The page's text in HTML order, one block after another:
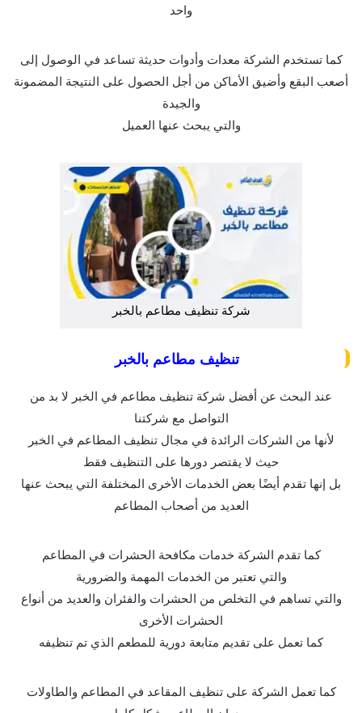
واحد
كما تستخدم الشركة معدات وأدوات حديثة تساعد في الوصول إلى
أصعب البقع وأضيق الأماكن من أجل الحصول على النتيجة المضمونة
والجيدة
والتي يبحث عنها العميل
شركة تنظيف مطاعم بالخبر
تنظيف مطاعم بالخبر
عند البحث عن أفضل شركة تنظيف مطاعم في الخبر لا بد من
التواصل مع شركتنا
لأنها من الشركات الرائدة في مجال تنظيف المطاعم في الخبر
حيث لا يقتصر دورها على التنظيف فقط
بل إنها تقدم أيضًا بعض الخدمات الأخرى المختلفة التي يبحث عنها
العديد من أصحاب المطاعم
كما تقدم الشركة خدمات مكافحة الحشرات في المطاعم
والتي تعتبر من الخدمات المهمة والضرورية
والتي تساهم في التخلص من الحشرات والفئران والعديد من أنواع
الحشرات الأخرى
كما تعمل على تقديم متابعة دورية للمطعم الذي تم تنظيفه
كما تعمل الشركة على تنظيف المقاعد في المطاعم والطاولات